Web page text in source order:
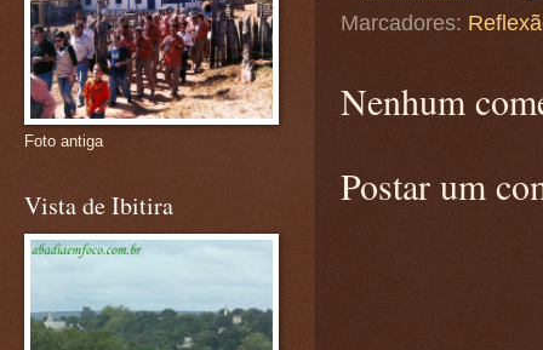
Marcadores:
Nenhum
Postar um
Foto antiga
Vista de Ibitira